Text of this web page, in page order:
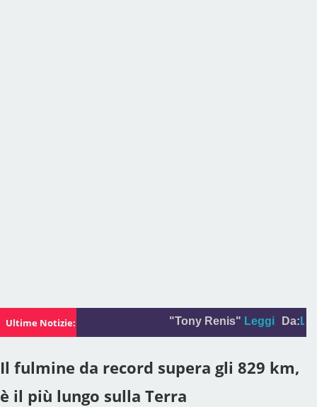
Ultime Notizie: "Tony Renis" Leggi Da: La
Il fulmine da record supera gli 829 km,
è il più lungo sulla Terra